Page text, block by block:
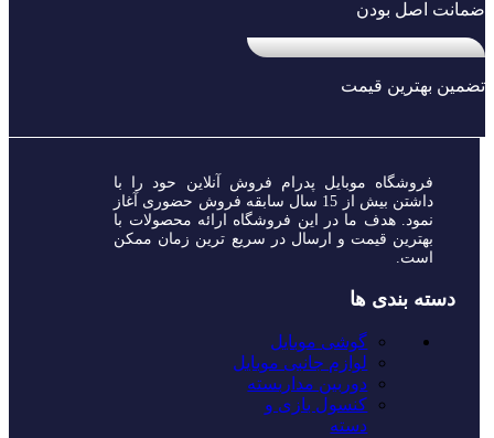
ضمانت اصل بودن
تضمین بهترین قیمت
فروشگاه موبایل پدرام فروش آنلاین حود را با
داشتن بیش از 15 سال سابقه فروش حضوری آغاز
نمود. هدف ما در این فروشگاه ارائه محصولات با
بهترین قیمت و ارسال در سریع ترین زمان ممکن
است.
دسته بندی ها
گوشی موبایل
لوازم جانبی موبایل
دوربین مداربسته
کنسول بازی و
دسته